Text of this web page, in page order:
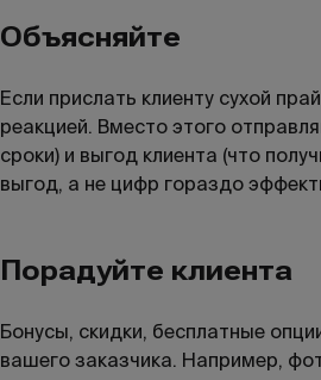
Объясняйте
Если прислать клиенту сухой
реакцией. Вместо этого
сроки) и выгод клиента (что
выгод, а не цифр гораздо
Порадуйте клиента
Бонусы, скидки, бесплатные
вашего заказчика. Например,